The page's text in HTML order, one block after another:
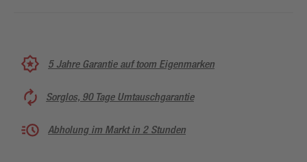
5 Jahre Garantie auf toom Eigenmarken
Sorglos, 90 Tage Umtauschgarantie
Abholung im Markt in 2 Stunden